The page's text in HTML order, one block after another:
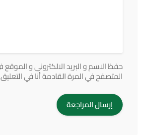
حفظ الاسم و البريد الالكتروني و
المتصفح في المرة القادمة أنا في التعليق.